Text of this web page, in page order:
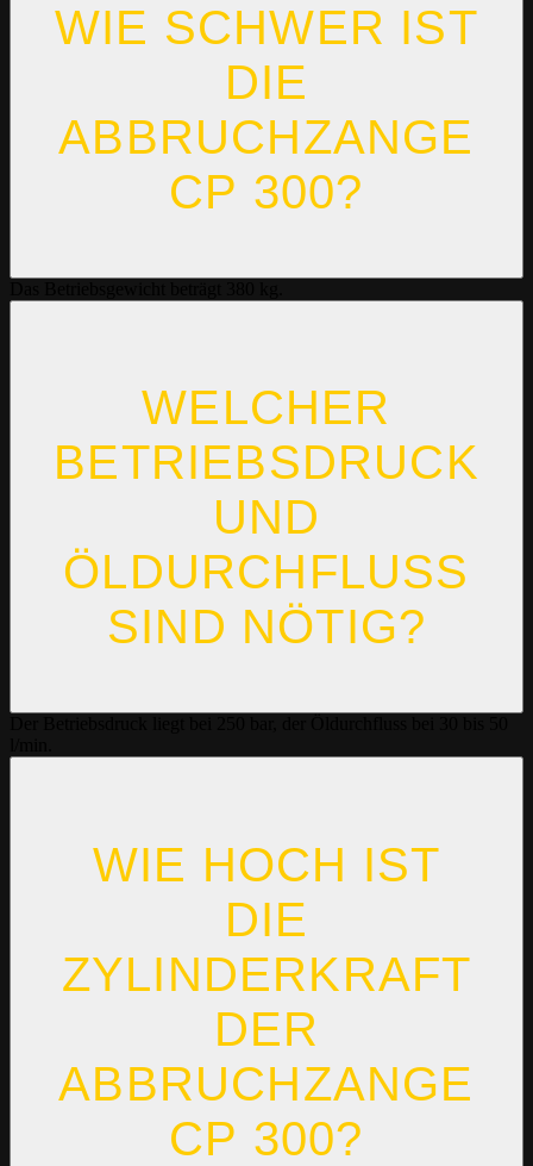
WIE SCHWER IST
DIE
ABBRUCHZANGE
CP 300?
WELCHER
BETRIEBSDRUCK
UND
ÖLDURCHFLUSS
SIND NÖTIG?
WIE HOCH IST
DIE
ZYLINDERKRAFT
DER
ABBRUCHZANGE
CP 300?